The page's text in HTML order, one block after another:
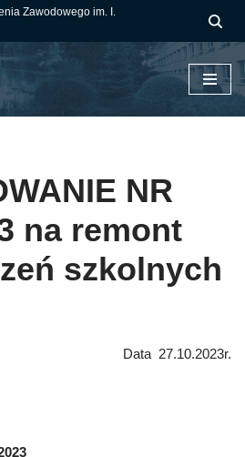
Zawodowego im. I.
NR
na remont
szkolnych
Data 27.10.2023r.